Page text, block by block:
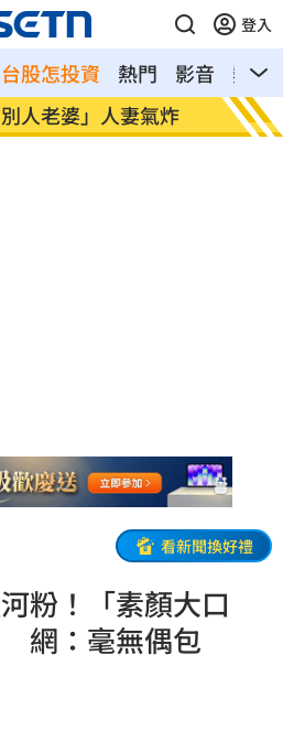
登入
台股怎投資 熱門 影音
熱搜
他因1封信重回職場
社宅
人
看新聞換好禮
粉！「素顏大口
網：毫無偶包